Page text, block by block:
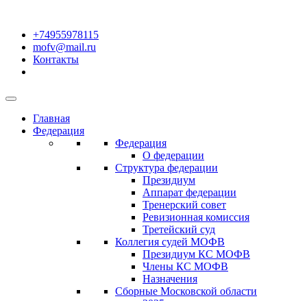
+74955978115
mofv@mail.ru
Контакты
Главная
Федерация
Федерация
О федерации
Структура федерации
Президиум
Аппарат федерации
Тренерский совет
Ревизионная комиссия
Третейский суд
Коллегия судей МОФВ
Президиум КС МОФВ
Члены КС МОФВ
Назначения
Сборные Московской области